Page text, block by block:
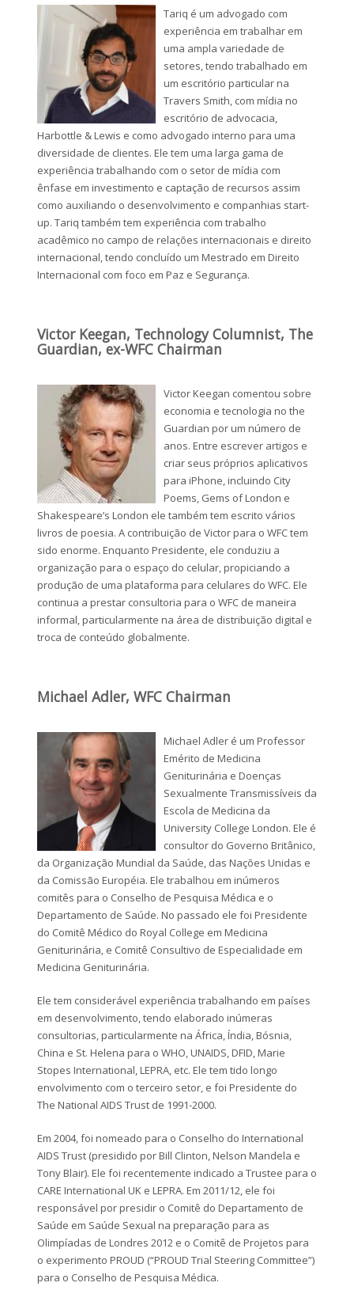
Tariq é um advogado com
experiência em trabalhar em
uma ampla variedade de
setores, tendo trabalhado em
um escritório particular na
Travers Smith, com mídia no
escritório de advocacia,
Harbottle & Lewis e como advogado interno para uma
diversidade de clientes. Ele tem uma larga gama de
experiência trabalhando com o setor de mídia com
ênfase em investimento e captação de recursos assim
como auxiliando o desenvolvimento e companhias start-
up. Tariq também tem experiência com trabalho
acadêmico no campo de relações internacionais e direito
internacional, tendo concluído um Mestrado em Direito
Internacional com foco em Paz e Segurança.
Victor Keegan, Technology Columnist, The
Guardian, ex-WFC Chairman
Victor Keegan comentou sobre
economia e tecnologia no the
Guardian por um número de
anos. Entre escrever artigos e
criar seus próprios aplicativos
para iPhone, incluindo City
Poems, Gems of London e
Shakespeare’s London ele também tem escrito vários
livros de poesia. A contribuição de Victor para o WFC tem
sido enorme. Enquanto Presidente, ele conduziu a
organização para o espaço do celular, propiciando a
produção de uma plataforma para celulares do WFC. Ele
continua a prestar consultoria para o WFC de maneira
informal, particularmente na área de distribuição digital e
troca de conteúdo globalmente.
Michael Adler, WFC Chairman
Michael Adler é um Professor
Emérito de Medicina
Geniturinária e Doenças
Sexualmente Transmissíveis da
Escola de Medicina da
University College London. Ele é
consultor do Governo Britânico,
da Organização Mundial da Saúde, das Nações Unidas e
da Comissão Européia. Ele trabalhou em inúmeros
comitês para o Conselho de Pesquisa Médica e o
Departamento de Saúde. No passado ele foi Presidente
do Comitê Médico do Royal College em Medicina
Geniturinária, e Comitê Consultivo de Especialidade em
Medicina Geniturinária.
Ele tem considerável experiência trabalhando em países
em desenvolvimento, tendo elaborado inúmeras
consultorias, particularmente na África, Índia, Bósnia,
China e St. Helena para o WHO, UNAIDS, DFID, Marie
Stopes International, LEPRA, etc. Ele tem tido longo
envolvimento com o terceiro setor, e foi Presidente do
The National AIDS Trust de 1991-2000.
Em 2004, foi nomeado para o Conselho do International
AIDS Trust (presidido por Bill Clinton, Nelson Mandela e
Tony Blair). Ele foi recentemente indicado a Trustee para o
CARE International UK e LEPRA. Em 2011/12, ele foi
responsável por presidir o Comitê do Departamento de
Saúde em Saúde Sexual na preparação para as
Olimpíadas de Londres 2012 e o Comitê de Projetos para
o experimento PROUD (“PROUD Trial Steering Committee”)
para o Conselho de Pesquisa Médica.